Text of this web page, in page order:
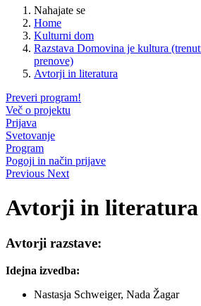
Nahajate se
Home
Kulturni dom
Razstava Domovina je kultura
prenove)
Avtorji in literatura
Preveri program!
Več o projektu
Prijava
Svetovanje
Program
Pogoji in način prijave
Previous Next
Avtorji in literatura
Avtorji razstave:
Idejna izvedba:
Nastasja Schweiger, Nada Žagar